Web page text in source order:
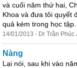
và cuối năm thứ hai,
Khoa và đưa tôi quyết
quả kém trong học tập.
14/01/2013 - Dr Trần Phúc
Nàng
Lại nói, sau khi vào